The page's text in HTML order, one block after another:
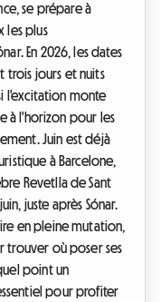
se prépare à
les plus
En 2026, les dates
trois jours et nuits
l'excitation monte
à l'horizon pour les
Juin est déjà
à Barcelone,
Revetlla de Sant
juste après Sónar.
en pleine mutation,
trouver où poser ses
point un
pour profiter